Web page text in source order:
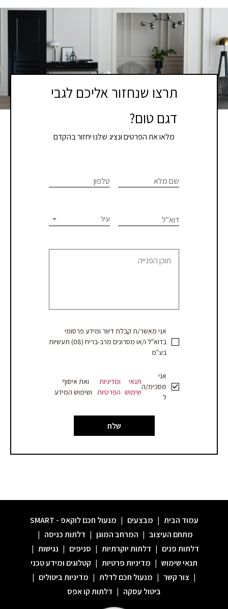
תרצו שנחזור אליכם לגבי
דגם טום?
מלאו את הפרטים ונציג שלנו יחזור בהקדם
פגישת
או
הצעת
שם מלא טלפון
דוא"ל עיר
אני מאשר/ת קבלת דיוור ומידע פרסומי
בדוא"ל ו/או מסרונים מרב-בריח (08) תעשיות
בע"מ
אני
מסכימ/ה
ל
תנאי
שימוש
ומדיניות
הפרטיות
ואת איסוף
ושימוש המידע
שלח
are
this
field
עמוד הבית | מבצעים | מנעול חכם לוקאפ - SMART
מתחם העיצוב | המרחב המוגן | דלתות כניסה |
דלתות פנים | דלתות יוקרתיות | סניפים | נגישות |
תנאי שימוש | מדיניות פרטיות | קטלוגים ומידע טכני
| צור קשר | מנעול חכם לדלת | מדיניות ביטולים |
ביטול עסקה | דלתות קו אפס